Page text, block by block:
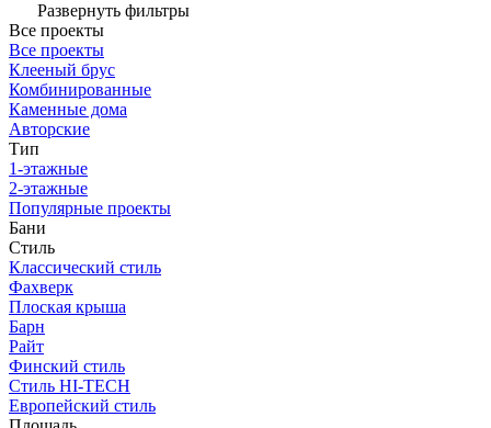
Развернуть фильтры
Все проекты
Все проекты
Клееный брус
Комбинированные
Каменные дома
Авторские
Тип
1-этажные
2-этажные
Популярные проекты
Бани
Стиль
Классический стиль
Фахверк
Плоская крыша
Барн
Райт
Финский стиль
Стиль HI-TECH
Европейский стиль